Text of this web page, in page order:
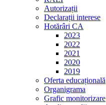
Autorizații
Declarații interese
Hotărâri CA
2023
2022
2021
2020
2019
Oferta educațională
Organigrama
Grafic monitorizare